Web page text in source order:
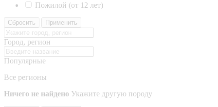
Пожилой (от 12 лет)
Сбросить Применить
Город, регион
Популярные
Все регионы
Ничего не найдено Укажите другую породу